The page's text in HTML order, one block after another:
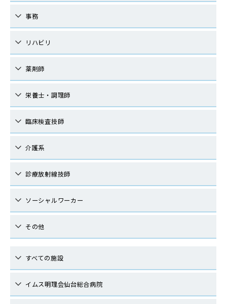
事務
リハビリ
薬剤師
栄養士・調理師
臨床検査技師
介護系
診療放射線技師
ソーシャルワーカー
その他
すべての施設
イムス明理会仙台総合病院